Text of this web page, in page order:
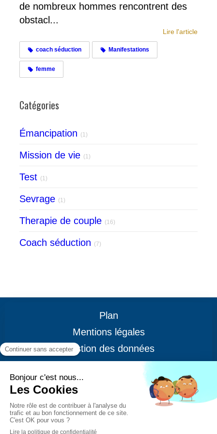
de nombreux hommes rencontrent des
obstacl...
Lire l'article
coach séduction Manifestations
femme
Catégories
Émancipation (1)
Mission de vie (1)
Test (1)
Sevrage (1)
Therapie de couple (16)
Coach séduction (7)
Plan
Mentions légales
Gestion des données
© ® 2014 - Happiness Maker -